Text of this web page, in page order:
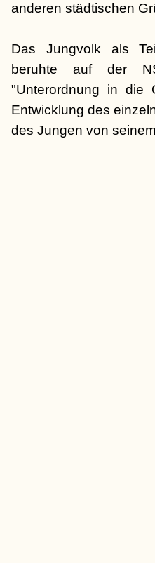
anderen städtischen
Das Jungvolk als
beruhte auf der
"Unterordnung in die
Entwicklung des
des Jungen von